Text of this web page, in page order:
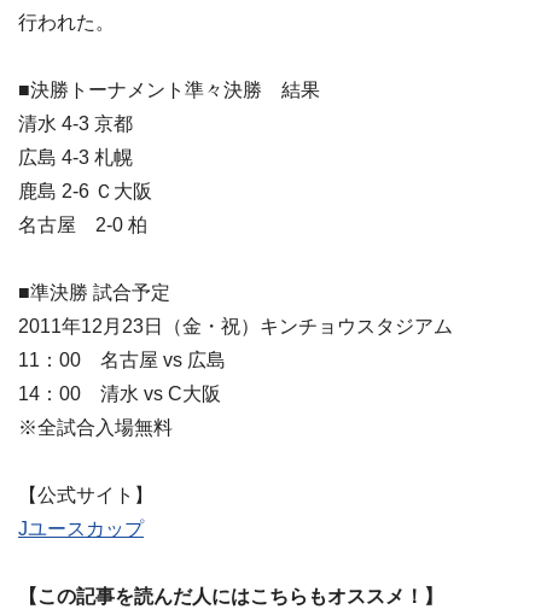
行われた。
■決勝トーナメント準々決勝 結果
清水 4-3 京都
広島 4-3 札幌
鹿島 2-6 Ｃ大阪
名古屋 2-0 柏
■準決勝 試合予定
2011年12月23日（金・祝）キンチョウスタジアム
11：00 名古屋 vs 広島
14：00 清水 vs C大阪
※全試合入場無料
【公式サイト】
Jユースカップ
【この記事を読んだ人にはこちらもオススメ！】